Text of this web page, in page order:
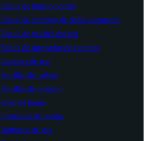
Estufa de butano portátil
Estufa de camping de doble quemador
Estufa de gas del sistema
Estufa de quemador de camping
Lámpara de gas
Parrillas de carbón
Parrillas de propano
Pozo de fuego
Utensilios de cocina
Barbacoa de gas